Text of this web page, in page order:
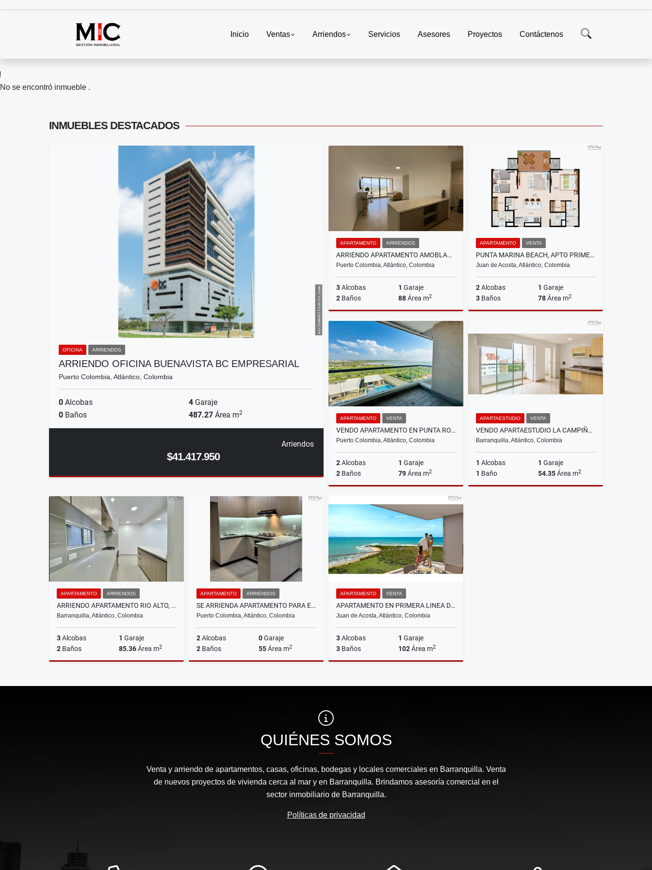
Inicio Ventas Arriendos Servicios Asesores Proyectos Contáctenos
No se encontró inmueble .
INMUEBLES DESTACADOS
OFICINA ARRIENDOS
ARRIENDO OFICINA BUENAVISTA BC EMPRESARIAL
Puerto Colombia, Atlántico, Colombia
0 Alcobas 4 Garaje
0 Baños 487.27 Área m2
Arriendos
$41.417.950
APARTAMENTO ARRIENDOS
ARRIENDO APARTAMENTO AMOBLADO EN PUERTO COLOMBIA, ATLANTICO
Puerto Colombia, Atlántico, Colombia
3Alcobas 1 Garaje
2 Baños 88Área m2
Arriendos
$3.200.000
APARTAMENTO VENTA
PUNTA MARINA BEACH, APTO PRIMERA LINEA DE MAR
Juan de Acosta, Atlántico, Colombia
2Alcobas 1 Garaje
3 Baños 78Área m2
Venta
$750.000.000
APARTAMENTO VENTA
VENDO APARTAMENTO EN PUNTA ROCA SABANILLA, PUERTO COLOMBIA
Puerto Colombia, Atlántico, Colombia
2Alcobas 1 Garaje
2 Baños 79Área m2
Venta
$430.000.000
APARTAESTUDIO VENTA
VENDO APARTAESTUDIO LA CAMPIÑA, BARRANQUILLA
Barranquilla, Atlántico, Colombia
1 Alcobas 1 Garaje
1 Baño 54.35Área m2
APARTAMENTO ARRIENDOS
ARRIENDO APARTAMENTO RIO ALTO, BARRANQUILLA
Barranquilla, Atlántico, Colombia
3Alcobas 1 Garaje
2 Baños 85.36Área m2
$3.200.000
APARTAMENTO ARRIENDOS
SE ARRIENDA APARTAMENTO PARA ESTRENAR EN CIUDAD MALLORQUIN
Puerto Colombia, Atlántico, Colombia
2Alcobas 0Garaje
2 Baños 55Área m2
$1.800.000
APARTAMENTO VENTA
APARTAMENTO EN PRIMERA LINEA DE MAR ENTRE BARRANQUILLA Y CARTAGENA
Juan de Acosta, Atlántico, Colombia
3Alcobas 1 Garaje
3 Baños 102Área m2
$813.000.000
QUIÉNES SOMOS
Venta y arriendo de apartamentos, casas, oficinas, bodegas y locales comerciales en Barranquilla. Venta
de nuevos proyectos de vivienda cerca al mar y en Barranquilla. Brindamos asesoría comercial en el
sector inmobiliario de Barranquilla.
Políticas de privacidad